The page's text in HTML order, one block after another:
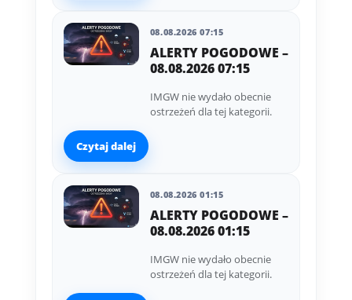
08.08.2026 07:15
ALERTY POGODOWE –
08.08.2026 07:15
IMGW nie wydało obecnie
ostrzeżeń dla tej kategorii.
Czytaj dalej
08.08.2026 01:15
ALERTY POGODOWE –
08.08.2026 01:15
IMGW nie wydało obecnie
ostrzeżeń dla tej kategorii.